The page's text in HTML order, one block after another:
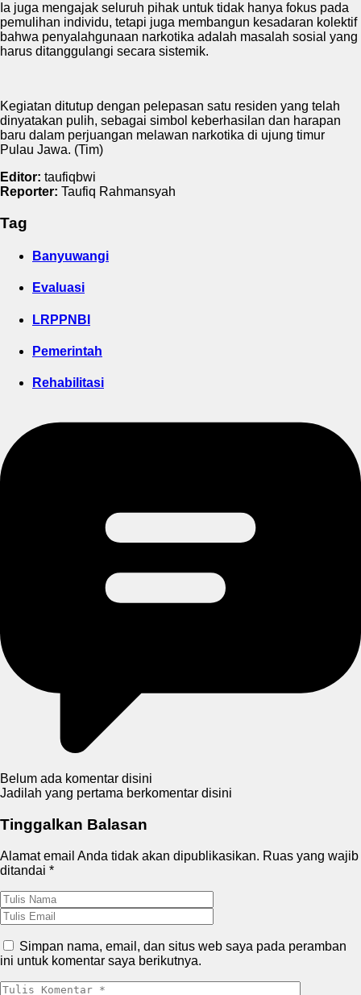
Ia juga mengajak seluruh pihak untuk tidak hanya fokus pada
pemulihan individu, tetapi juga membangun kesadaran kolektif
bahwa penyalahgunaan narkotika adalah masalah sosial yang
harus ditanggulangi secara sistemik.
Kegiatan ditutup dengan pelepasan satu residen yang telah
dinyatakan pulih, sebagai simbol keberhasilan dan harapan
baru dalam perjuangan melawan narkotika di ujung timur
Pulau Jawa. (Tim)
Editor: taufiqbwi
Reporter: Taufiq Rahmansyah
Tag
Banyuwangi
Evaluasi
LRPPNBI
Pemerintah
Rehabilitasi
Belum ada komentar disini
Jadilah yang pertama berkomentar disini
Tinggalkan Balasan
Alamat email Anda tidak akan dipublikasikan. Ruas yang wajib
ditandai *
Simpan nama, email, dan situs web saya pada peramban
ini untuk komentar saya berikutnya.